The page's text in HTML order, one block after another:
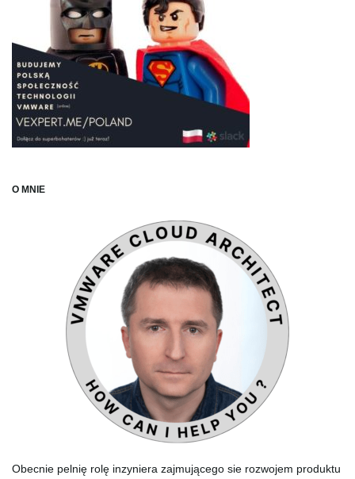
O MNIE
Obecnie pelnię rolę inzyniera zajmującego sie rozwojem produktu